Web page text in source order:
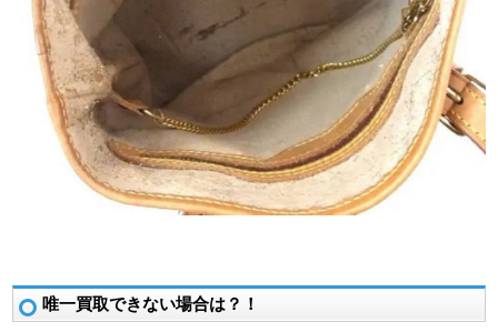
唯一買取できない場合は？！